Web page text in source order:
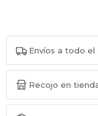
Envíos a todo el
Recojo en